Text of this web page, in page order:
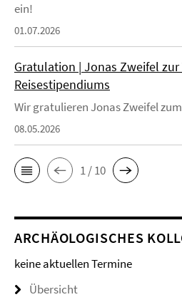
ein!
01.07.2026
Gratulation | Jonas Zweifel zur
Reisestipendiums
Wir gratulieren Jonas Zweifel
08.05.2026
1 / 10
ARCHÄOLOGISCHES
keine aktuellen Termine
Übersicht